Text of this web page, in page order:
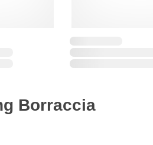
Borraccia